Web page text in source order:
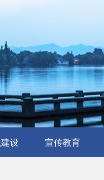
设 宣传教育